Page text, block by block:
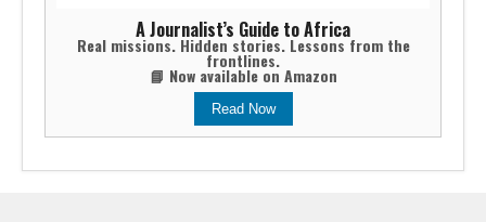
A Journalist’s Guide to Africa
Real missions. Hidden stories. Lessons from the
frontlines.
📘 Now available on Amazon
Read Now